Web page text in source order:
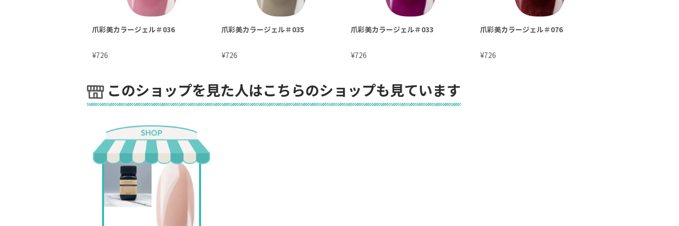
爪彩美カラージェル＃036
¥726
爪彩美カラージェル＃035
¥726
爪彩美カラージェル＃033
¥726
爪彩美カラージェル＃076
¥726
このショップを見た人はこちらのショップも見ています